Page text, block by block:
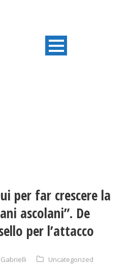
per far crescere la
ascolani”. De
per l’attacco
Uncategorized